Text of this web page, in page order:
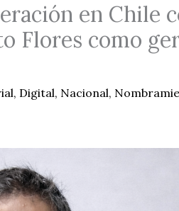
en Chile
Flores como
, Digital, Nacional,